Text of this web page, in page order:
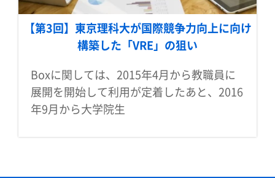
【第3回】東京理科大が国際競争力向上に向け
構築した「VRE」の狙い
Boxに関しては、2015年4月から教職員に
展開を開始して利用が定着したあと、2016
年9月から大学院生